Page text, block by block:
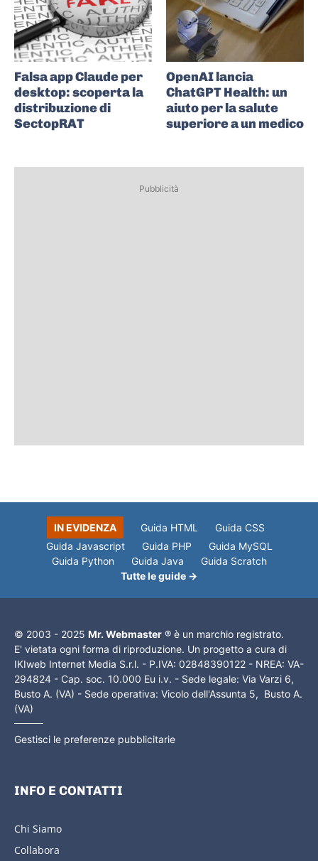
Falsa app Claude per
desktop: scoperta la
distribuzione di
SectopRAT
OpenAI lancia
ChatGPT Health: un
aiuto per la salute
superiore a un medico
Pubblicità
IN EVIDENZA Guida HTML
Guida CSS
Guida Javascript
Guida PHP
Guida MySQL
Guida Python
Guida Java
Guida Scratch
Tutte le guide →
© 2003 - 2025 Mr. Webmaster ® è un marchio registrato.
E' vietata ogni forma di riproduzione. Un progetto a cura di
IKIweb Internet Media S.r.l. - P.IVA: 02848390122 - NREA: VA-
294824 - Cap. soc. 10.000 Eu i.v. - Sede legale: Via Varzi 6,
Busto A. (VA) - Sede operativa: Vicolo dell'Assunta 5, Busto A.
(VA)
Gestisci le preferenze pubblicitarie
INFO E CONTATTI
Chi Siamo
Collabora